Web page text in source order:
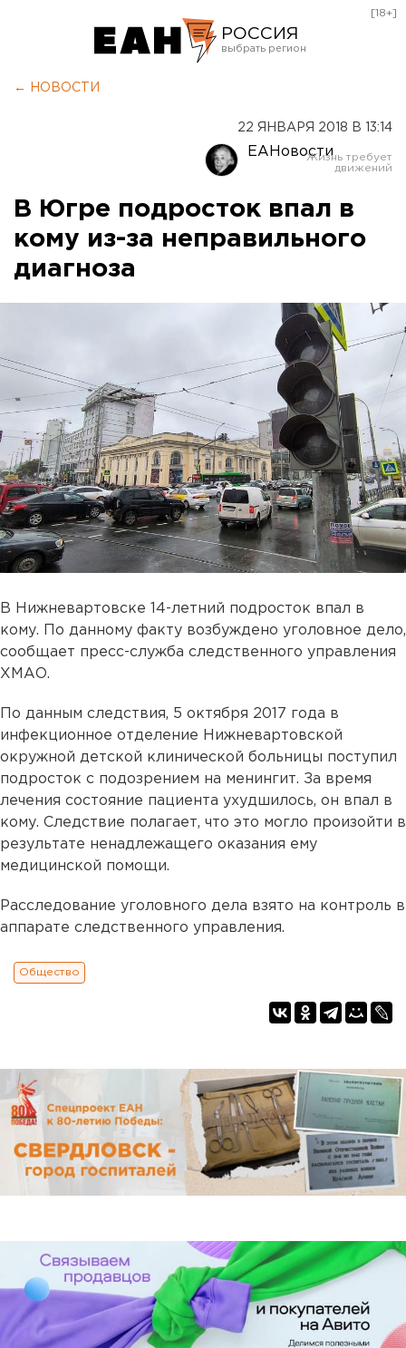
РОССИЯ
Оренбург
[18+]
← НОВОСТИ
22 ЯНВАРЯ 2018 В 13:14
ЕАНовости
В Югре подросток впал в
кому из-за неправильного
диагноза
В Нижневартовске 14-летний подросток впал в
кому. По данному факту возбуждено уголовное дело,
сообщает пресс-служба следственного управления
ХМАО.
По данным следствия, 5 октября 2017 года в
инфекционное отделение Нижневартовской
окружной детской клинической больницы поступил
подросток с подозрением на менингит. За время
лечения состояние пациента ухудшилось, он впал в
кому. Следствие полагает, что это могло произойти в
результате ненадлежащего оказания ему
медицинской помощи.
Расследование уголовного дела взято на контроль в
аппарате следственного управления.
Общество